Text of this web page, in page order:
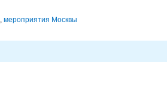
, мероприятия Москвы